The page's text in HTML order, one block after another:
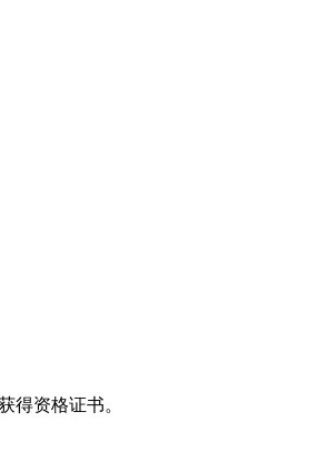
得资格证书。